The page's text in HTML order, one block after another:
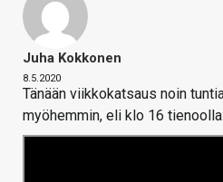
Juha Kokkonen
8.5.2020
Tänään viikkokatsaus noin
myöhemmin, eli klo 16 tienoolla: